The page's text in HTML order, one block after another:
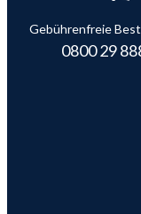
Gebührenfreie
0800 29